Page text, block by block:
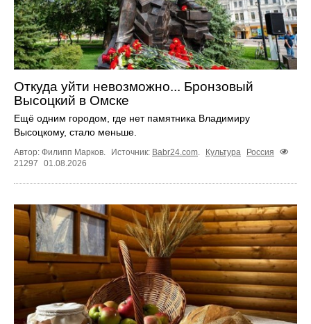
Откуда уйти невозможно... Бронзовый
Высоцкий в Омске
Ещё одним городом, где нет памятника Владимиру
Высоцкому, стало меньше.
Автор: Филипп Марков. Источник: Babr24.com. Культура
Россия
21297
01.08.2026